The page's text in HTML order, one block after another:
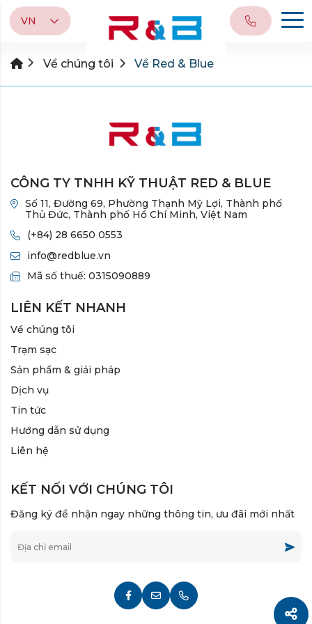
VN
Về chúng tôi Về Red & Blue
CÔNG TY TNHH KỸ THUẬT RED & BLUE
Số 11, Đường 69, Phường Thạnh Mỹ Lợi, Thành phố
Thủ Đức, Thành phố Hồ Chí Minh, Việt Nam
(+84) 28 6650 0553
info@redblue.vn
Mã số thuế: 0315090889
LIÊN KẾT NHANH
Về chúng tôi
Trạm sạc
Sản phẩm & giải pháp
Dịch vụ
Tin tức
Hướng dẫn sử dụng
Liên hệ
KẾT NỐI VỚI CHÚNG TÔI
Đăng ký để nhận ngay những thông tin, ưu đãi mới nhất